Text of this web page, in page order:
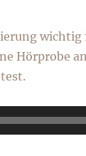
Hörprobe